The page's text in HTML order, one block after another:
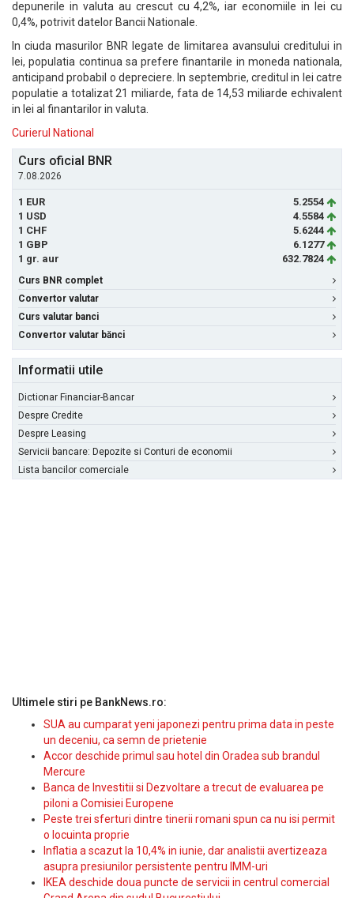
depunerile in valuta au crescut cu 4,2%, iar economiile in lei cu
0,4%, potrivit datelor Bancii Nationale.
In ciuda masurilor BNR legate de limitarea avansului creditului in
lei, populatia continua sa prefere finantarile in moneda nationala,
anticipand probabil o depreciere. In septembrie, creditul in lei catre
populatie a totalizat 21 miliarde, fata de 14,53 miliarde echivalent
in lei al finantarilor in valuta.
Curierul National
Curs oficial BNR
7.08.2026
1 EUR
5.2554
1 USD
4.5584
1 CHF
5.6244
1 GBP
6.1277
1 gr. aur
632.7824
Curs BNR complet
Convertor valutar
Curs valutar banci
Convertor valutar bănci
Informatii utile
Dictionar Financiar-Bancar
Despre Credite
Despre Leasing
Servicii bancare: Depozite si Conturi de economii
Lista bancilor comerciale
Ultimele stiri pe BankNews.ro:
SUA au cumparat yeni japonezi pentru prima data in peste
un deceniu, ca semn de prietenie
Accor deschide primul sau hotel din Oradea sub brandul
Mercure
Banca de Investitii si Dezvoltare a trecut de evaluarea pe
piloni a Comisiei Europene
Peste trei sferturi dintre tinerii romani spun ca nu isi permit
o locuinta proprie
Inflatia a scazut la 10,4% in iunie, dar analistii avertizeaza
asupra presiunilor persistente pentru IMM-uri
IKEA deschide doua puncte de servicii in centrul comercial